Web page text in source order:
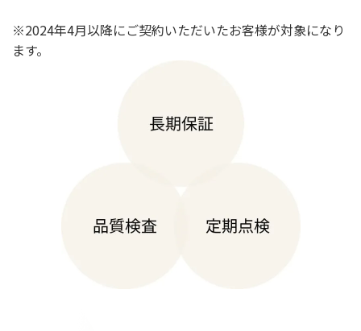
※2024年4月以降にご契約いただいたお客様が対象になり
ます。